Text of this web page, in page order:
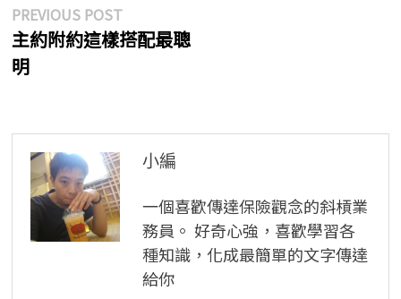
文
章
導
PREVIOUS POSTPrevious
post:
主約附約這樣搭配最聰
明
小編
一個喜歡傳達保險觀念的斜槓業
務員。 好奇心強，喜歡學習各
種知識，化成最簡單的文字傳達
給你